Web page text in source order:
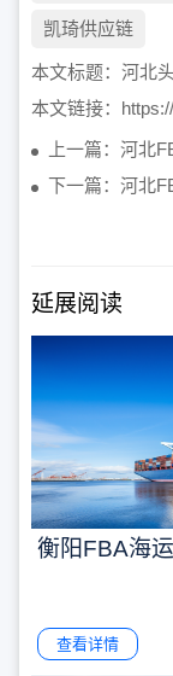
凯琦供应链
本文标题： 河北
本文链接：
上一篇：河北
下一篇：河北
延展阅读
衡阳FBA海
查看详情